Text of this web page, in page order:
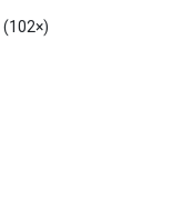
(102×)